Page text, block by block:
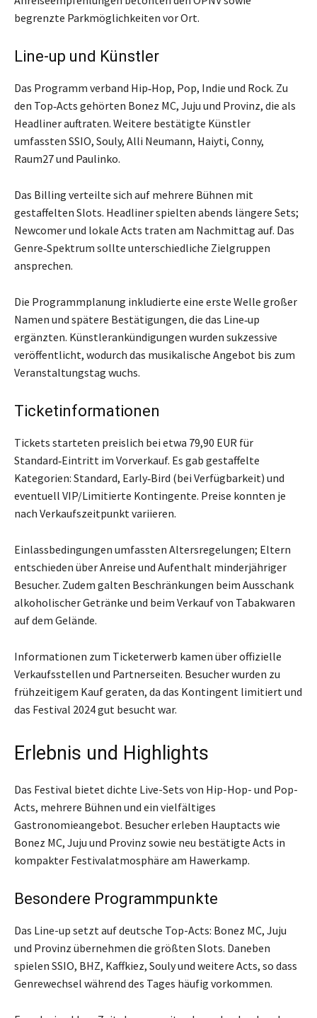
begrenzte Parkmöglichkeiten vor Ort.
Line-up und Künstler
Das Programm verband Hip‑Hop, Pop, Indie und Rock. Zu
den Top‑Acts gehörten Bonez MC, Juju und Provinz, die als
Headliner auftraten. Weitere bestätigte Künstler
umfassten SSIO, Souly, Alli Neumann, Haiyti, Conny,
Raum27 und Paulinko.
Das Billing verteilte sich auf mehrere Bühnen mit
gestaffelten Slots. Headliner spielten abends längere Sets;
Newcomer und lokale Acts traten am Nachmittag auf. Das
Genre‑Spektrum sollte unterschiedliche Zielgruppen
ansprechen.
Die Programmplanung inkludierte eine erste Welle großer
Namen und spätere Bestätigungen, die das Line‑up
ergänzten. Künstlerankündigungen wurden sukzessive
veröffentlicht, wodurch das musikalische Angebot bis zum
Veranstaltungstag wuchs.
Ticketinformationen
Tickets starteten preislich bei etwa 79,90 EUR für
Standard‑Eintritt im Vorverkauf. Es gab gestaffelte
Kategorien: Standard, Early‑Bird (bei Verfügbarkeit) und
eventuell VIP/Limitierte Kontingente. Preise konnten je
nach Verkaufszeitpunkt variieren.
Einlassbedingungen umfassten Altersregelungen; Eltern
entschieden über Anreise und Aufenthalt minderjähriger
Besucher. Zudem galten Beschränkungen beim Ausschank
alkoholischer Getränke und beim Verkauf von Tabakwaren
auf dem Gelände.
Informationen zum Ticketerwerb kamen über offizielle
Verkaufsstellen und Partnerseiten. Besucher wurden zu
frühzeitigem Kauf geraten, da das Kontingent limitiert und
das Festival 2024 gut besucht war.
Erlebnis und Highlights
Das Festival bietet dichte Live-Sets von Hip-Hop- und Pop-
Acts, mehrere Bühnen und ein vielfältiges
Gastronomieangebot. Besucher erleben Hauptacts wie
Bonez MC, Juju und Provinz sowie neu bestätigte Acts in
kompakter Festivalatmosphäre am Hawerkamp.
Besondere Programmpunkte
Das Line-up setzt auf deutsche Top-Acts: Bonez MC, Juju
und Provinz übernehmen die größten Slots. Daneben
spielen SSIO, BHZ, Kaffkiez, Souly und weitere Acts, so dass
Genrewechsel während des Tages häufig vorkommen.